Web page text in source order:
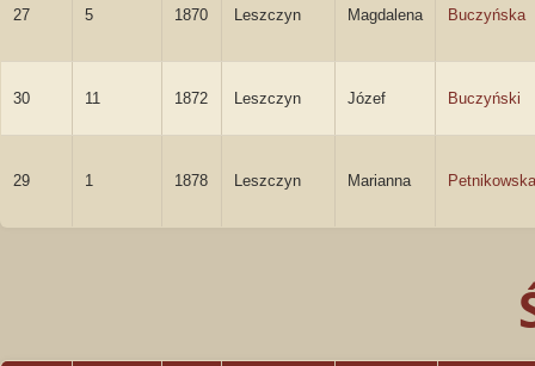
27 5 1870 Leszczyn Magdalena Buczyńska
30 11 1872 Leszczyn Józef Buczyński
29 1 1878 Leszczyn Marianna Petnikowska